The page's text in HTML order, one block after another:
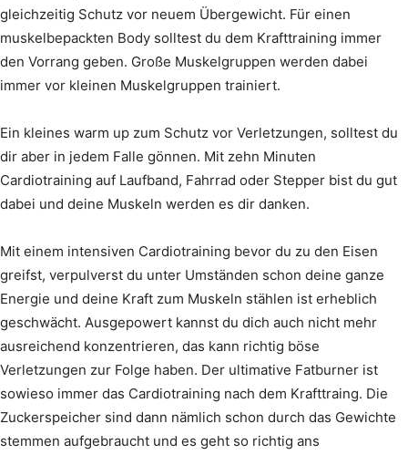
gleichzeitig Schutz vor neuem Übergewicht. Für einen
muskelbepackten Body solltest du dem Krafttraining immer
den Vorrang geben. Große Muskelgruppen werden dabei
immer vor kleinen Muskelgruppen trainiert.
Ein kleines warm up zum Schutz vor Verletzungen, solltest du
dir aber in jedem Falle gönnen. Mit zehn Minuten
Cardiotraining auf Laufband, Fahrrad oder Stepper bist du gut
dabei und deine Muskeln werden es dir danken.
Mit einem intensiven Cardiotraining bevor du zu den Eisen
greifst, verpulverst du unter Umständen schon deine ganze
Energie und deine Kraft zum Muskeln stählen ist erheblich
geschwächt. Ausgepowert kannst du dich auch nicht mehr
ausreichend konzentrieren, das kann richtig böse
Verletzungen zur Folge haben. Der ultimative Fatburner ist
sowieso immer das Cardiotraining nach dem Krafttraing. Die
Zuckerspeicher sind dann nämlich schon durch das Gewichte
stemmen aufgebraucht und es geht so richtig ans